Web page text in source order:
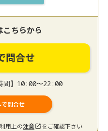
こちらから
問合せ
間】10:00〜22:00
で問合せ
用上の注意 をご確認下さい